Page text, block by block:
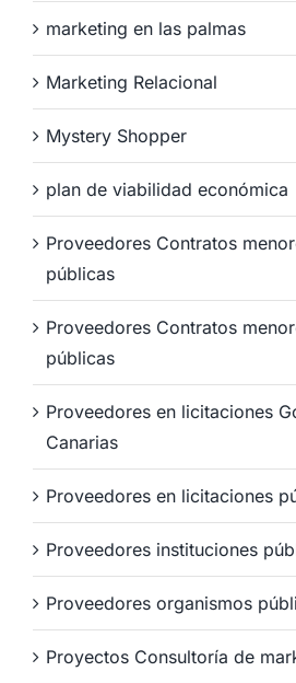
marketing en las palmas
Marketing Relacional
Mystery Shopper
plan de viabilidad económica
Proveedores Contratos
públicas
Proveedores Contratos
públicas
Proveedores en licitaciones
Canarias
Proveedores en licitaciones
Proveedores instituciones
Proveedores organismos
Proyectos Consultoría de